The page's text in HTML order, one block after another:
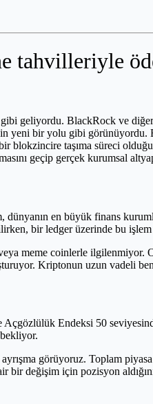
tahvilleriyle
geliyordu. BlackRock ve
bir yolu gibi görünüyordu.
blokzincire taşıma süreci
geçip gerçek kurumsal
en büyük finans
bir ledger üzerinde bu işlem
meme coinlerle
Kriptonun uzun vadeli
Endeksi 50
görüyoruz. Toplam
bir değişim için pozisyon